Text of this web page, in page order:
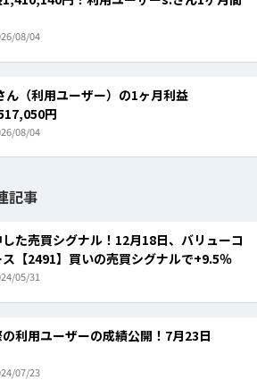
08/04
ん（利用ユーザー）の1ヶ月利益
円
08/04
記事
した売買シグナル！12月18日、バリューコ
ス【2491】買いの売買シグナルで+9.5％
05/31
利用ユーザーの成績公開！7月23日
07/23